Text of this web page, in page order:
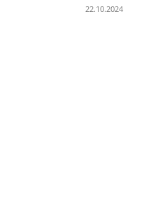
22.10.2024